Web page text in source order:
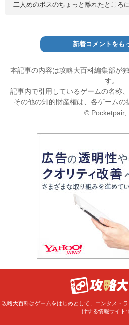
二人めのボスのちょっと離れたところ
新着コメントをも
本記事の内容は攻略大百科編集部が
す。
記事内で引用しているゲームの名称
その他の知的財産権は、各ゲームの
© Pocketpair,
攻略大百科はゲームをはじめとして、エンタメ・
けする情報サイト